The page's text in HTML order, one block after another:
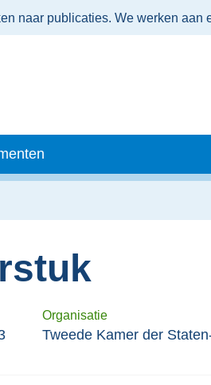
naar publicaties. We werken aan
Organisatie
Tweede Kamer der